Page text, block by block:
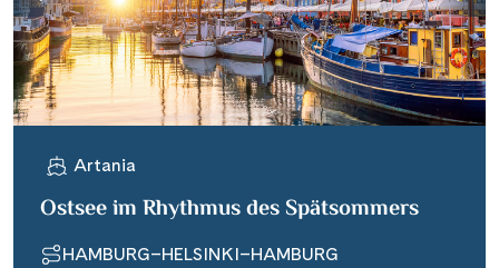
Artania
Ostsee im Rhythmus des Spätsommers
HAMBURG–HELSINKI–HAMBURG